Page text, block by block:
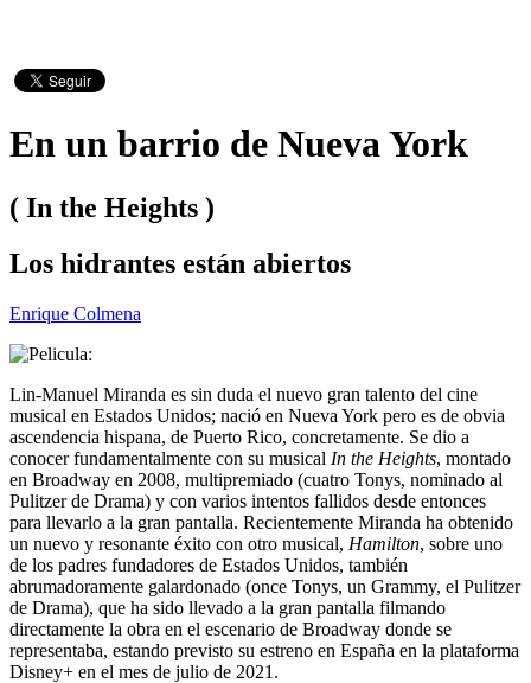
En un barrio de Nueva York
( In the Heights )
Los hidrantes están abiertos
Enrique Colmena
Lin-Manuel Miranda es sin duda el nuevo gran talento del cine
musical en Estados Unidos; nació en Nueva York pero es de obvia
ascendencia hispana, de Puerto Rico, concretamente. Se dio a
conocer fundamentalmente con su musical In the Heights, montado
en Broadway en 2008, multipremiado (cuatro Tonys, nominado al
Pulitzer de Drama) y con varios intentos fallidos desde entonces
para llevarlo a la gran pantalla. Recientemente Miranda ha obtenido
un nuevo y resonante éxito con otro musical, Hamilton, sobre uno
de los padres fundadores de Estados Unidos, también
abrumadoramente galardonado (once Tonys, un Grammy, el Pulitzer
de Drama), que ha sido llevado a la gran pantalla filmando
directamente la obra en el escenario de Broadway donde se
representaba, estando previsto su estreno en España en la plataforma
Disney+ en el mes de julio de 2021.